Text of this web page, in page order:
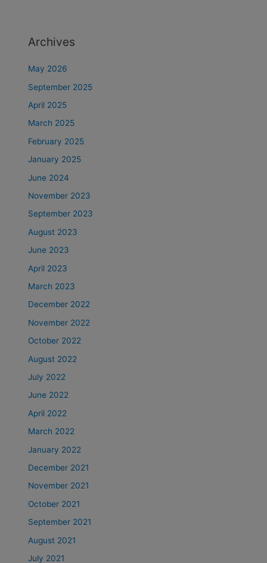
Archives
May 2026
September 2025
April 2025
March 2025
February 2025
January 2025
June 2024
November 2023
September 2023
August 2023
June 2023
April 2023
March 2023
December 2022
November 2022
October 2022
August 2022
July 2022
June 2022
April 2022
March 2022
January 2022
December 2021
November 2021
October 2021
September 2021
August 2021
July 2021